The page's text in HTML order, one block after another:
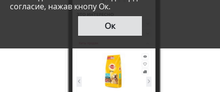
согласие, нажав кнопу Ок.
Ок